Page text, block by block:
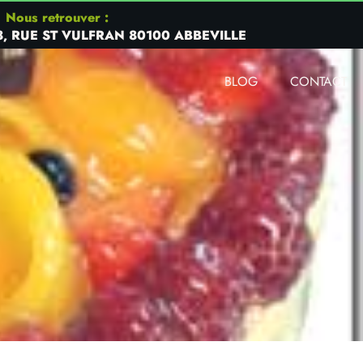
Nous retrouver :
RUE ST VULFRAN 80100 ABBEVILLE
BLOG CONTACT